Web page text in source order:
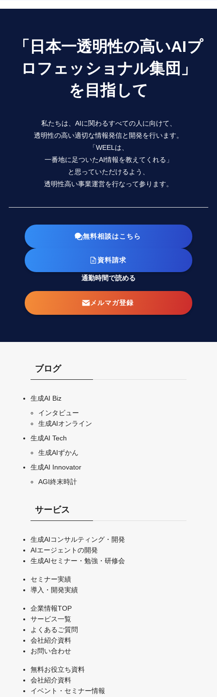
「日本一透明性の高いAIプ
ロフェッショナル集団」
を目指して
私たちは、AIに関わるすべての人に向けて、
透明性の高い適切な情報発信と開発を行います。
「WEELは、
一番地に足ついたAI情報を教えてくれる」
と思っていただけるよう、
透明性高い事業運営を行なって参ります。
無料相談はこちら
資料請求
通勤時間で読める
メルマガ登録
ブログ
生成AI Biz
インタビュー
生成AIオンライン
生成AI Tech
生成AIずかん
生成AI Innovator
AGI終末時計
サービス
生成AIコンサルティング・開発
AIエージェントの開発
生成AIセミナー・勉強・研修会
セミナー実績
導入・開発実績
企業情報TOP
サービス一覧
よくあるご質問
会社紹介資料
お問い合わせ
無料お役立ち資料
会社紹介資料
イベント・セミナー情報